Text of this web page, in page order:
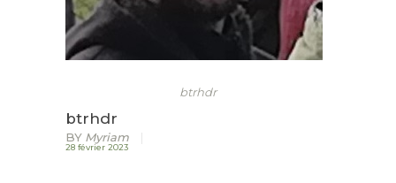
btrhdr
btrhdr
BY Myriam
28 février 2023